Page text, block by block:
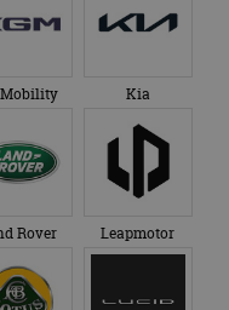
Mobility Kia
Rover Leapmotor